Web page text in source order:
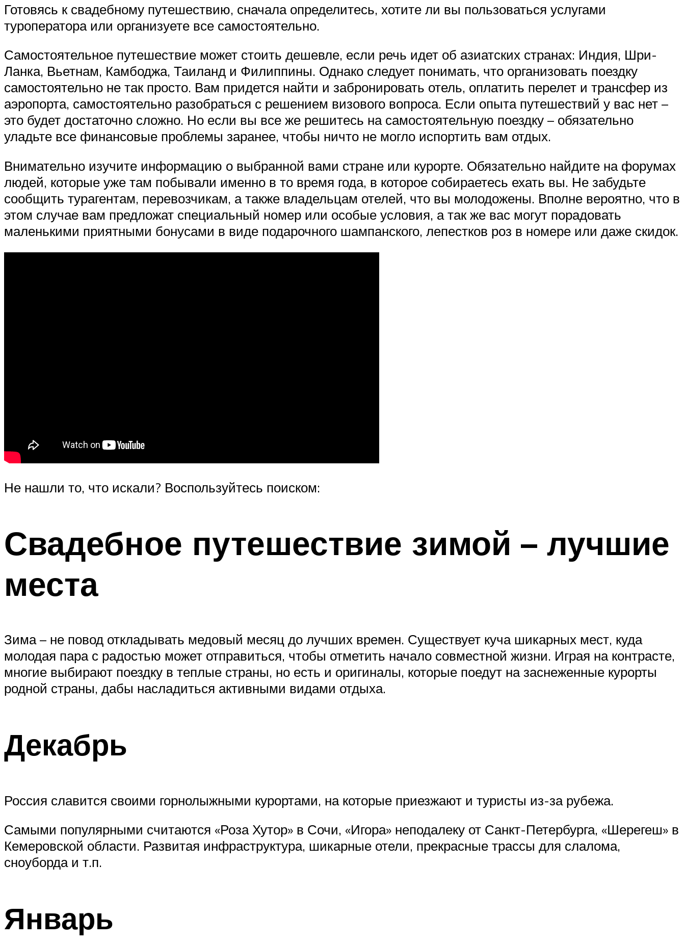
Готовясь к свадебному путешествию, сначала определитесь, хотите ли вы пользоваться услугами
туроператора или организуете все самостоятельно.
Самостоятельное путешествие может стоить дешевле, если речь идет об азиатских странах: Индия, Шри-
Ланка, Вьетнам, Камбоджа, Таиланд и Филиппины. Однако следует понимать, что организовать поездку
самостоятельно не так просто. Вам придется найти и забронировать отель, оплатить перелет и трансфер из
аэропорта, самостоятельно разобраться с решением визового вопроса. Если опыта путешествий у вас нет –
это будет достаточно сложно. Но если вы все же решитесь на самостоятельную поездку – обязательно
уладьте все финансовые проблемы заранее, чтобы ничто не могло испортить вам отдых.
Внимательно изучите информацию о выбранной вами стране или курорте. Обязательно найдите на форумах
людей, которые уже там побывали именно в то время года, в которое собираетесь ехать вы. Не забудьте
сообщить турагентам, перевозчикам, а также владельцам отелей, что вы молодожены. Вполне вероятно, что в
этом случае вам предложат специальный номер или особые условия, а так же вас могут порадовать
маленькими приятными бонусами в виде подарочного шампанского, лепестков роз в номере или даже скидок.
Не нашли то, что искали? Воспользуйтесь поиском:
Свадебное путешествие зимой – лучшие
места
Зима – не повод откладывать медовый месяц до лучших времен. Существует куча шикарных мест, куда
молодая пара с радостью может отправиться, чтобы отметить начало совместной жизни. Играя на контрасте,
многие выбирают поездку в теплые страны, но есть и оригиналы, которые поедут на заснеженные курорты
родной страны, дабы насладиться активными видами отдыха.
Декабрь
Россия славится своими горнолыжными курортами, на которые приезжают и туристы из-за рубежа.
Самыми популярными считаются «Роза Хутор» в Сочи, «Игора» неподалеку от Санкт-Петербурга, «Шерегеш» в
Кемеровской области. Развитая инфраструктура, шикарные отели, прекрасные трассы для слалома,
сноуборда и т.п.
Январь